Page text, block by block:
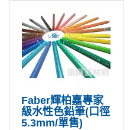
Faber輝柏嘉專家
級水性色鉛筆(口徑
5.3mm/單售)